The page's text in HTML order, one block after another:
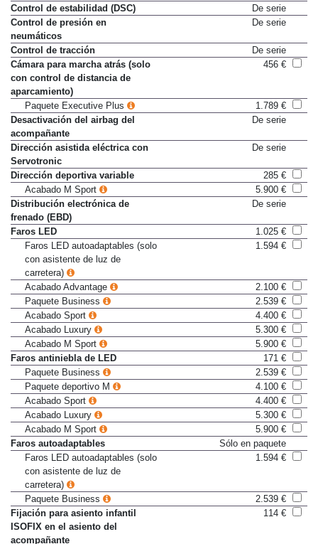
Acabado M Sport
5.900 €
Control de estabilidad (DSC)
De serie
Control de presión en
neumáticos
Control de tracción
De serie
Cámara para marcha atrás (solo
con control de distancia de
aparcamiento)
Paquete Executive Plus
1.789 €
Desactivación del airbag del
acompañante
Dirección asistida eléctrica con
Servotronic
Dirección deportiva variable
285 €
Acabado M Sport
5.900 €
Distribución electrónica de
frenado (EBD)
Faros LED
1.025 €
Faros LED autoadaptables (solo
con asistente de luz de
carretera)
Acabado Advantage
2.100 €
Paquete Business
2.539 €
Acabado Sport
4.400 €
Acabado Luxury
5.300 €
Acabado M Sport
5.900 €
Faros antiniebla de LED
171 €
Paquete Business
2.539 €
Paquete deportivo M
4.100 €
Acabado Sport
4.400 €
Acabado Luxury
5.300 €
Acabado M Sport
5.900 €
Faros autoadaptables
Sólo en paquete
Faros LED autoadaptables (solo
con asistente de luz de
carretera)
Paquete Business
2.539 €
Fijación para asiento infantil
ISOFIX en el asiento del